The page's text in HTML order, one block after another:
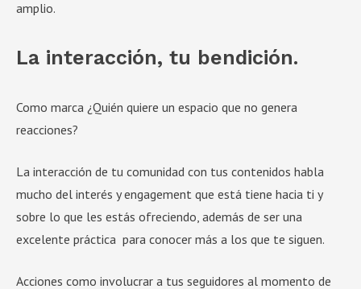
amplio.
La interacción, tu bendición.
Como marca ¿Quién quiere un espacio que no genera
reacciones?
La interacción de tu comunidad con tus contenidos habla
mucho del interés y engagement que está tiene hacia ti y
sobre lo que les estás ofreciendo, además de ser una
excelente práctica para conocer más a los que te siguen.
Acciones como involucrar a tus seguidores al momento de